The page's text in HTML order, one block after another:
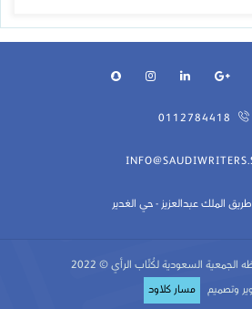
0112784418
الملك عبدالعزيز - حي الغدير
الجمعية السعودية لكُتّاب الرأي© 2022
وتصميم مسار كلاود